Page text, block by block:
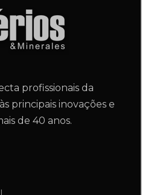
profissionais da
principais inovações e
de 40 anos.